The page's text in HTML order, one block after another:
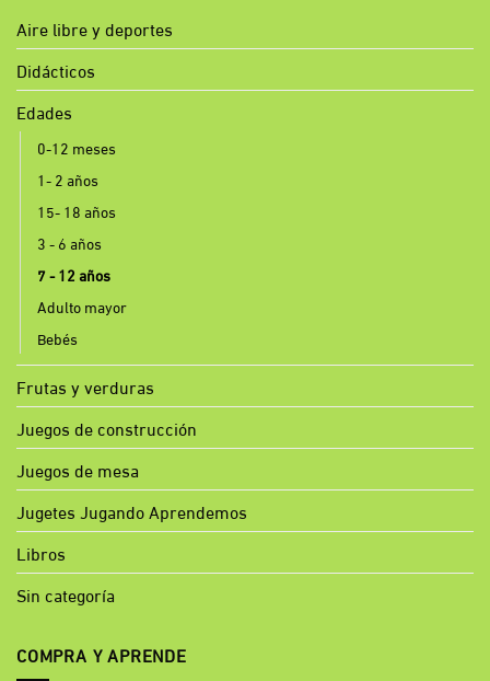
Aire libre y deportes
Didácticos
Edades
0-12 meses
1- 2 años
15- 18 años
3 - 6 años
7 - 12 años
Adulto mayor
Bebés
Frutas y verduras
Juegos de construcción
Juegos de mesa
Jugetes Jugando Aprendemos
Libros
Sin categoría
COMPRA Y APRENDE